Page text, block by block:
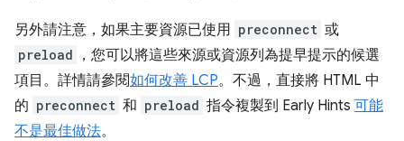
另外請注意，如果主要資源已使用 preconnect 或
preload
，您可以將這些來源或資源列為提早提示的候選
項目。詳情請參閱如何改善 LCP。不過，直接將 HTML 中
的 preconnect 和 preload 指令複製到 Early Hints 可能
不是最佳做法。